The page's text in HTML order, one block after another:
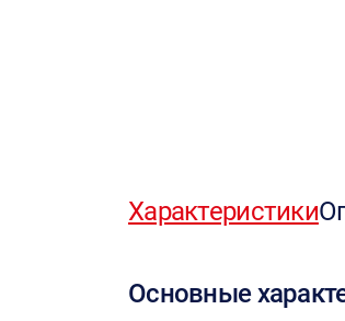
Характеристики
Основные